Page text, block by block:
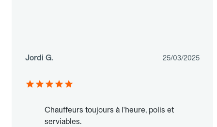
Jordi G. 25/03/2025
Chauffeurs toujours à l'heure, polis et
serviables.